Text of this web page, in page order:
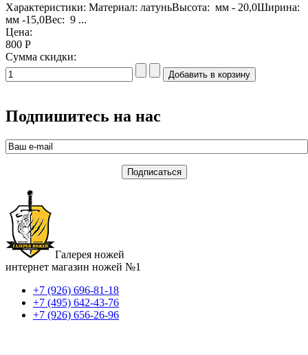
Характеристики: Материал: латуньВысота: мм - 20,0Ширина:
мм -15,0Вес: 9 ...
Цена:
800 Р
Сумма скидки:
Подпишитесь на нас
Галерея ножей
интернет магазин ножей №1
+7 (926) 696-81-18
+7 (495) 642-43-76
+7 (926) 656-26-96